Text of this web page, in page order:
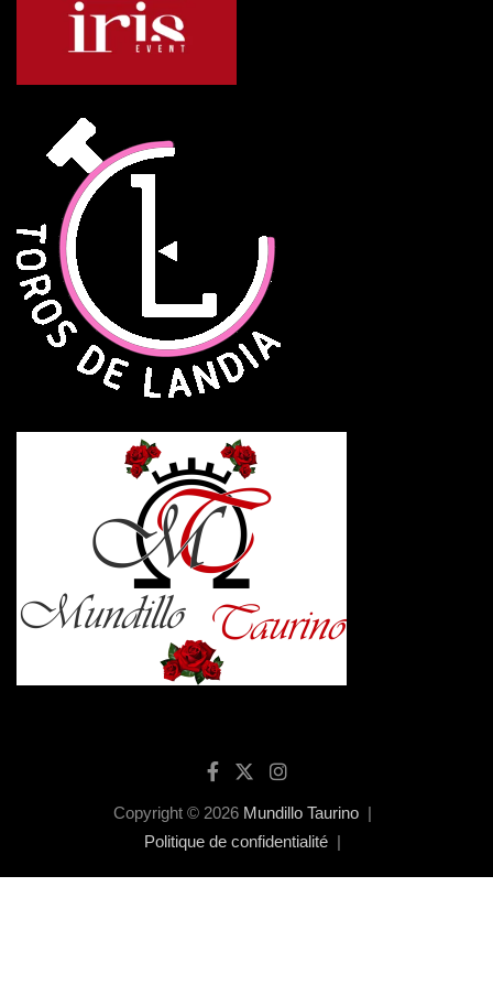
Copyright © 2026 Mundillo Taurino
Politique de confidentialité